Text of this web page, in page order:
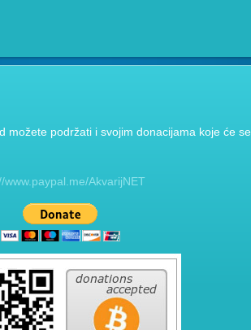
podržati i svojim donacijama koje će
www.paypal.me/AkvarijNET